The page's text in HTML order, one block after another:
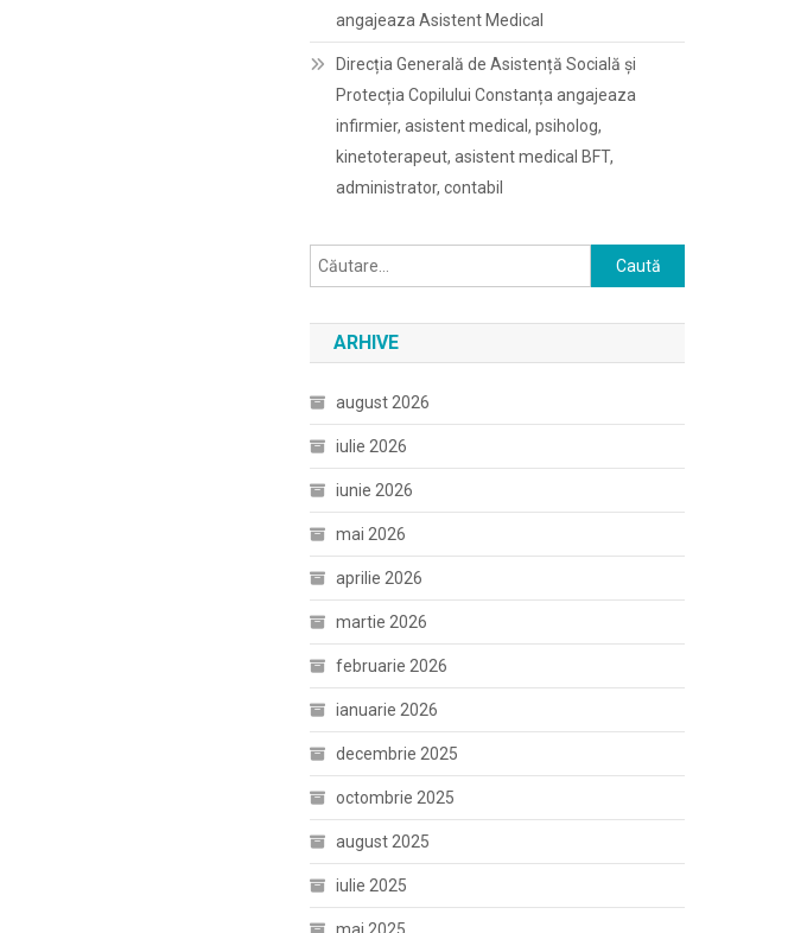
angajeaza Asistent Medical
Direcția Generală de Asistență Socială și
Protecția Copilului Constanța angajeaza
infirmier, asistent medical, psiholog,
kinetoterapeut, asistent medical BFT,
administrator, contabil
Caută
după:
ARHIVE
august 2026
iulie 2026
iunie 2026
mai 2026
aprilie 2026
martie 2026
februarie 2026
ianuarie 2026
decembrie 2025
octombrie 2025
august 2025
iulie 2025